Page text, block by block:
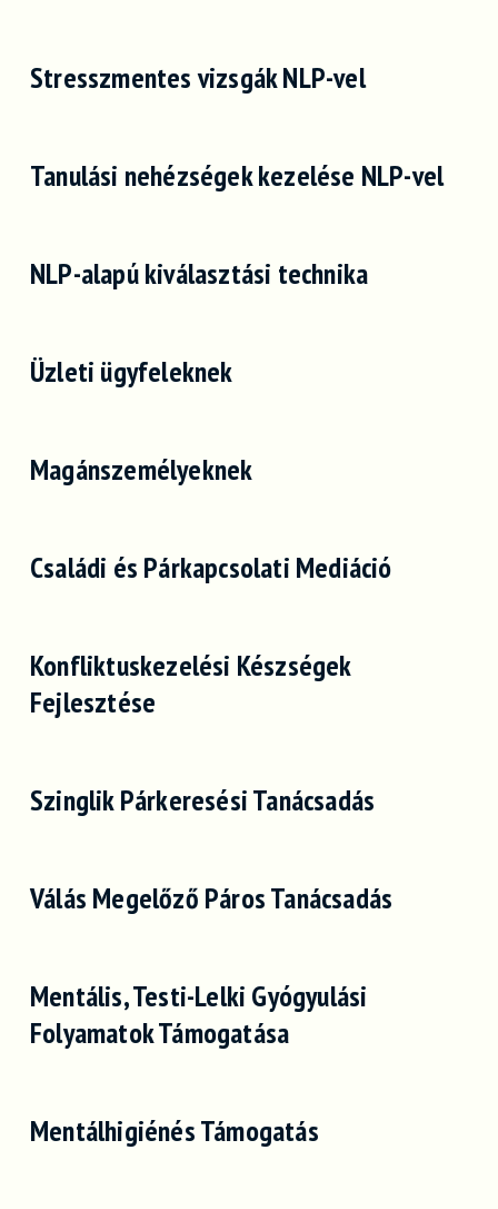
Stresszmentes vizsgák NLP-vel
Tanulási nehézségek kezelése NLP-vel
NLP-alapú kiválasztási technika
Üzleti ügyfeleknek
Magánszemélyeknek
Családi és Párkapcsolati Mediáció
Konfliktuskezelési Készségek
Fejlesztése
Szinglik Párkeresési Tanácsadás
Válás Megelőző Páros Tanácsadás
Mentális, Testi-Lelki Gyógyulási
Folyamatok Támogatása
Mentálhigiénés Támogatás